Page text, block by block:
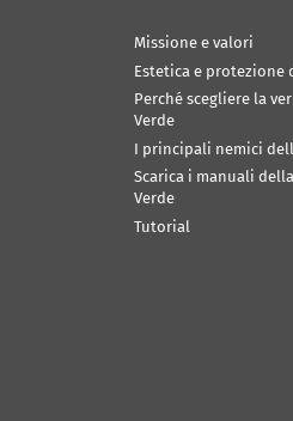
Missione e valori
Estetica e protezione
Perché scegliere la
Verde
I principali nemici
Scarica i manuali
Verde
Tutorial